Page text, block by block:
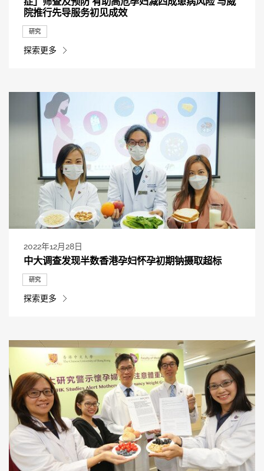
院推行先导服务初见成效
研究
探索更多
2022年12月28日
中大调查发现半数香港孕妇怀孕初期钠摄取超标
研究
探索更多